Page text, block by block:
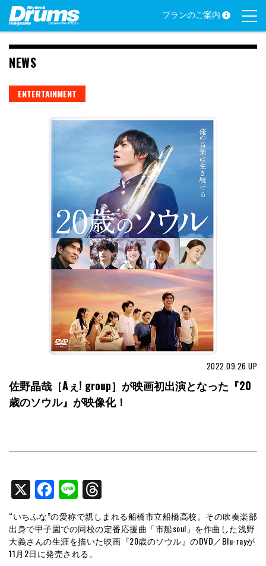
Skip
content
プランのご案内
NEWS
ENTERTAINMENT
2022.09.26 UP
佐野晶哉［Aぇ! group］が映画初出演となった『20
歳のソウル』が映像化！
X Facebook
Line
“いちふな”の愛称で親しまれる船橋市立船橋高校。その吹奏楽部
出身で甲子園での同校の定番応援曲「市船soul」を作曲した浅野
大義さんの生涯を描いた映画『20歳のソウル』のDVD／Blu-rayが
11月2日に発売される。